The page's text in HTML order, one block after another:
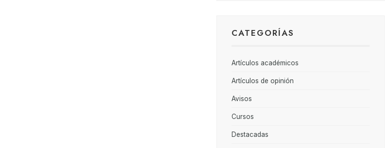
CATEGORÍAS
Artículos académicos
Artículos de opinión
Avisos
Cursos
Destacadas